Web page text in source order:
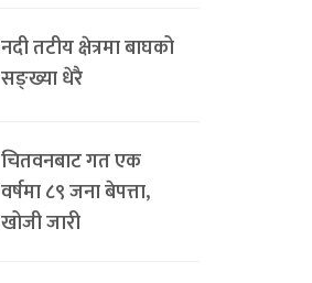
नदी तटीय क्षेत्रमा बाघको
सङ्ख्या धेरै
चितवनबाट गत एक
वर्षमा ८९ जना बेपत्ता,
खोजी जारी